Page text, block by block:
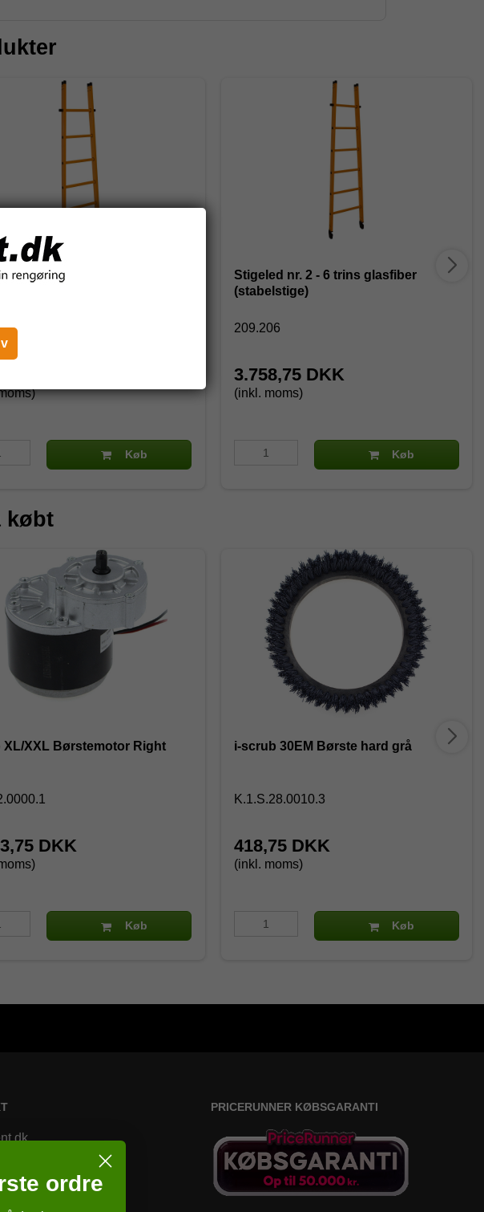
nr. 4 - 5 trins glasfiber
Køb
Stigeled nr. 2 - 6 trins glasfiber
(stabelstige)
209.206
3.758,75 DKK
(inkl. moms)
Køb
købt
XL/XXL Børstemotor Right
DKK
Køb
i-scrub 30EM Børste hard grå
K.1.S.28.0010.3
418,75 DKK
(inkl. moms)
Køb
PRICERUNNER KØBSGARANTI
ordre